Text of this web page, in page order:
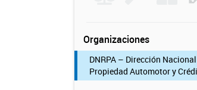
Organizaciones
DNRPA – Dirección
Propiedad Automotor y